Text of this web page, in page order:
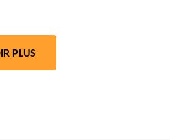
PLUS